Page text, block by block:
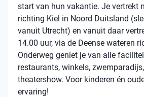
start van hun vakantie. Je vertrekt
richting Kiel in Noord Duitsland
vanuit Utrecht) en vanuit daar
14.00 uur, via de Deense wateren
Onderweg geniet je van alle
restaurants, winkels,
theatershow. Voor kinderen én
ervaring!